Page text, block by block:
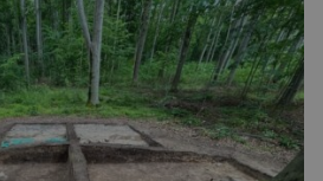
Jeho pozůstatky byly
archeology. Někteří z asi
kteří byli v táboře
naposledy. Jiné
[…]